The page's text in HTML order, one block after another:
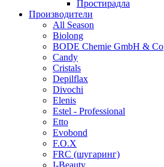
Простирадла
Производители
All Season
Biolong
BODE Chemie GmbH & Со
Candy
Cristals
Depilflax
Divochi
Elenis
Estel - Professional
Etto
Evobond
F.O.X
FRC (шугаринг)
I-Beauty